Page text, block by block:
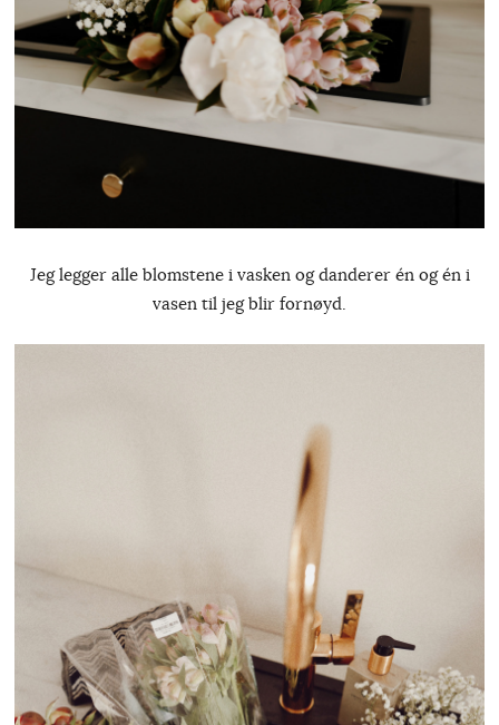
Jeg legger alle blomstene i vasken og danderer én og én i
vasen til jeg blir fornøyd.